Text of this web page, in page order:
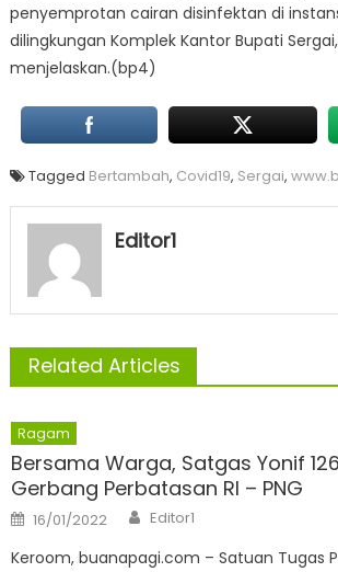
penyemprotan cairan disinfektan di
dilingkungan Komplek Kantor Bupati
menjelaskan.(bp4)
Tagged Bertambah, Covid19, Sergai,
Editor1
Related Articles
Ragam
Bersama Warga, Satgas Yonif
Gerbang Perbatasan RI – PNG
Posted
on
16/01/2022 Author
Editor1
Keroom, buanapagi.com – Satuan Tugas